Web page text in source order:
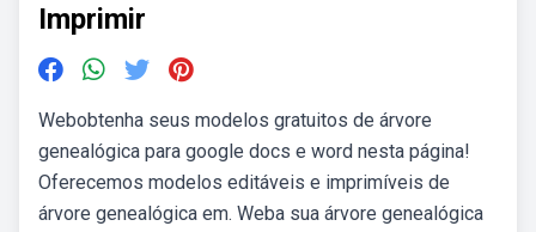
Imprimir
Webobtenha seus modelos gratuitos de árvore
genealógica para google docs e word nesta página!
Oferecemos modelos editáveis e imprimíveis de
árvore genealógica em. Weba sua árvore genealógica